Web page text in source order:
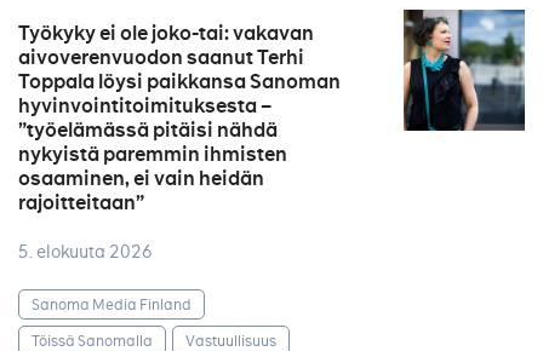
Työkyky ei ole joko-tai: vakavan
aivoverenvuodon saanut Terhi
Toppala löysi paikkansa Sanoman
hyvinvointitoimituksesta –
”työelämässä pitäisi nähdä
nykyistä paremmin ihmisten
osaaminen, ei vain heidän
rajoitteitaan”
5. elokuuta 2026
Sanoma Media Finland
Töissä Sanomalla
Vastuullisuus